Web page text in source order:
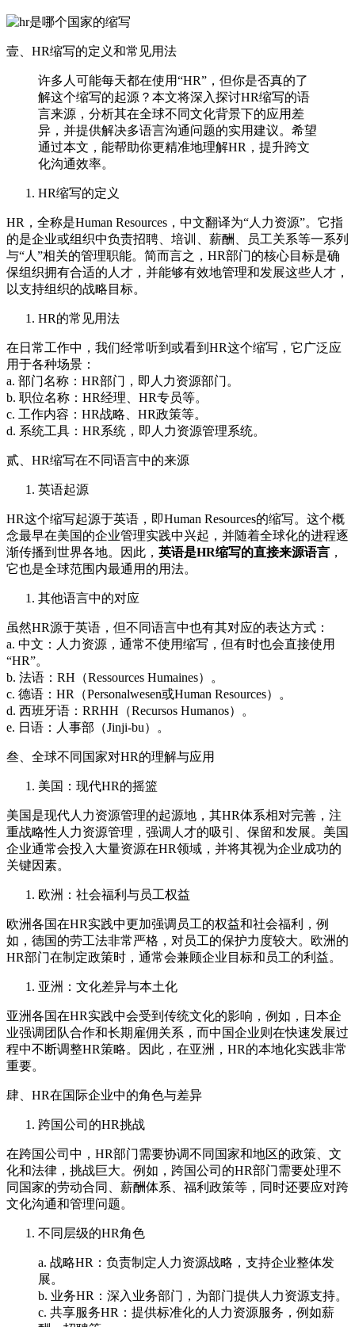
壹、HR缩写的定义和常见用法
许多人可能每天都在使用“HR”，但你是否真的了
解这个缩写的起源？本文将深入探讨HR缩写的语
言来源，分析其在全球不同文化背景下的应用差
异，并提供解决多语言沟通问题的实用建议。希望
通过本文，能帮助你更精准地理解HR，提升跨文
化沟通效率。
HR缩写的定义
HR，全称是Human Resources，中文翻译为“人力资源”。它指
的是企业或组织中负责招聘、培训、薪酬、员工关系等一系列
与“人”相关的管理职能。简而言之，HR部门的核心目标是确
保组织拥有合适的人才，并能够有效地管理和发展这些人才，
以支持组织的战略目标。
HR的常见用法
在日常工作中，我们经常听到或看到HR这个缩写，它广泛应
用于各种场景：
a. 部门名称：HR部门，即人力资源部门。
b. 职位名称：HR经理、HR专员等。
c. 工作内容：HR战略、HR政策等。
d. 系统工具：HR系统，即人力资源管理系统。
贰、HR缩写在不同语言中的来源
英语起源
HR这个缩写起源于英语，即Human Resources的缩写。这个概
念最早在美国的企业管理实践中兴起，并随着全球化的进程逐
渐传播到世界各地。因此， 英语是HR缩写的直接来源语言 ，
它也是全球范围内最通用的用法。
其他语言中的对应
虽然HR源于英语，但不同语言中也有其对应的表达方式：
a. 中文：人力资源，通常不使用缩写，但有时也会直接使用
“HR”。
b. 法语：RH（Ressources Humaines）。
c. 德语：HR（Personalwesen或Human Resources）。
d. 西班牙语：RRHH（Recursos Humanos）。
e. 日语：人事部（Jinji-bu）。
叁、全球不同国家对HR的理解与应用
美国：现代HR的摇篮
美国是现代人力资源管理的起源地，其HR体系相对完善，注
重战略性人力资源管理，强调人才的吸引、保留和发展。美国
企业通常会投入大量资源在HR领域，并将其视为企业成功的
关键因素。
欧洲：社会福利与员工权益
欧洲各国在HR实践中更加强调员工的权益和社会福利，例
如，德国的劳工法非常严格，对员工的保护力度较大。欧洲的
HR部门在制定政策时，通常会兼顾企业目标和员工的利益。
亚洲：文化差异与本土化
亚洲各国在HR实践中会受到传统文化的影响，例如，日本企
业强调团队合作和长期雇佣关系，而中国企业则在快速发展过
程中不断调整HR策略。因此，在亚洲，HR的本地化实践非常
重要。
肆、HR在国际企业中的角色与差异
跨国公司的HR挑战
在跨国公司中，HR部门需要协调不同国家和地区的政策、文
化和法律，挑战巨大。例如，跨国公司的HR部门需要处理不
同国家的劳动合同、薪酬体系、福利政策等，同时还要应对跨
文化沟通和管理问题。
不同层级的HR角色
a. 战略HR：负责制定人力资源战略，支持企业整体发
展。
b. 业务HR：深入业务部门，为部门提供人力资源支持。
c. 共享服务HR：提供标准化的人力资源服务，例如薪